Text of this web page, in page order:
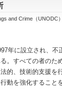
and Crime（UNODC）
年に設立され、不
。すべての者のた
的、技術的支援を
動を強化すること